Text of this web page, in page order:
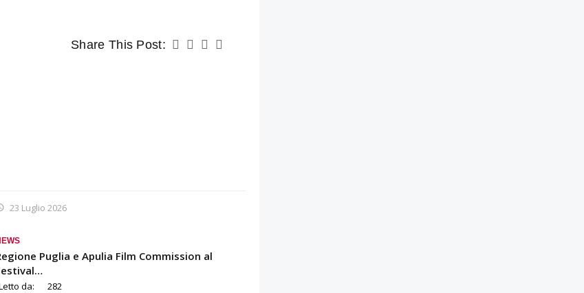
Share This Post:
23 Luglio 2026
Puglia e Apulia Film Commission al
da: 282